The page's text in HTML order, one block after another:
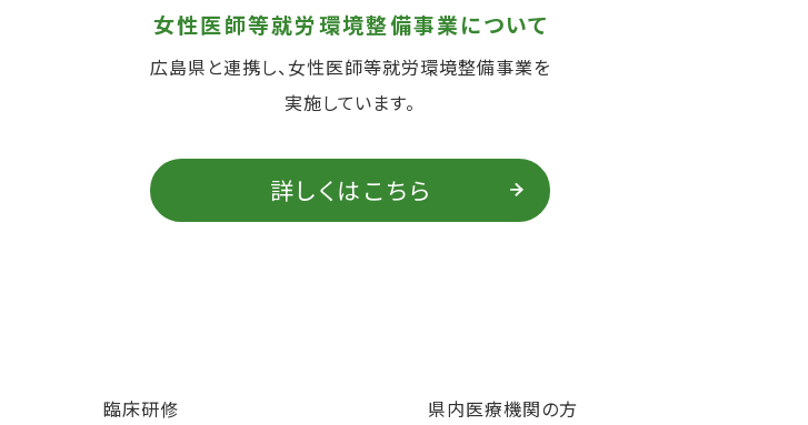
女性医師等就労環境整備事業について
広島県と連携し、女性医師等就労環境整備事業を
実施しています。
詳しくはこちら
臨床研修
県内医療機関の方